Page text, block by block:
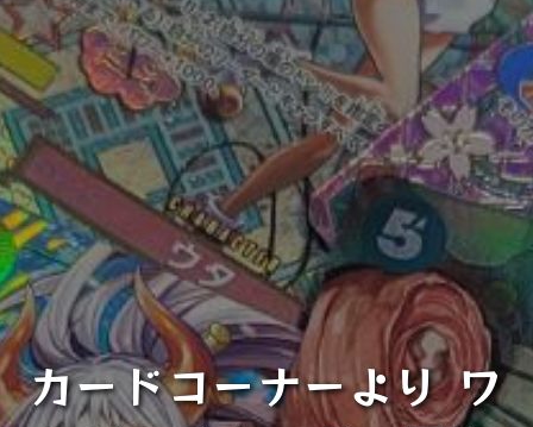
カードコーナーより ワ